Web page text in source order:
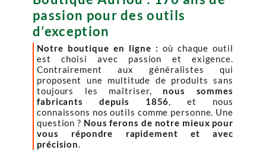
passion pour des outils
d’exception
Notre boutique en ligne : où chaque outil
est choisi avec passion et exigence.
Contrairement aux généralistes qui
proposent une multitude de produits sans
toujours les maîtriser, nous sommes
fabricants depuis 1856, et nous
connaissons nos outils comme personne. Une
question ? Nous ferons de notre mieux pour
vous répondre rapidement et avec
précision.